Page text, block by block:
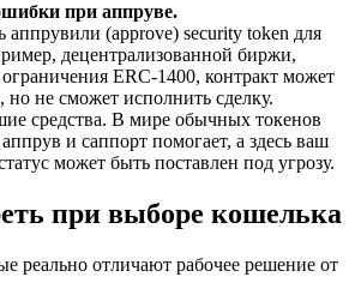
при аппруве.
аппрувили (approve) security token для
децентрализованной биржи,
ERC-1400, контракт может
но не сможет исполнить сделку.
средства. В мире обычных токенов
и саппорт помогает, а здесь ваш
может быть поставлен под угрозу.
при выборе кошелька
реально отличают рабочее решение от